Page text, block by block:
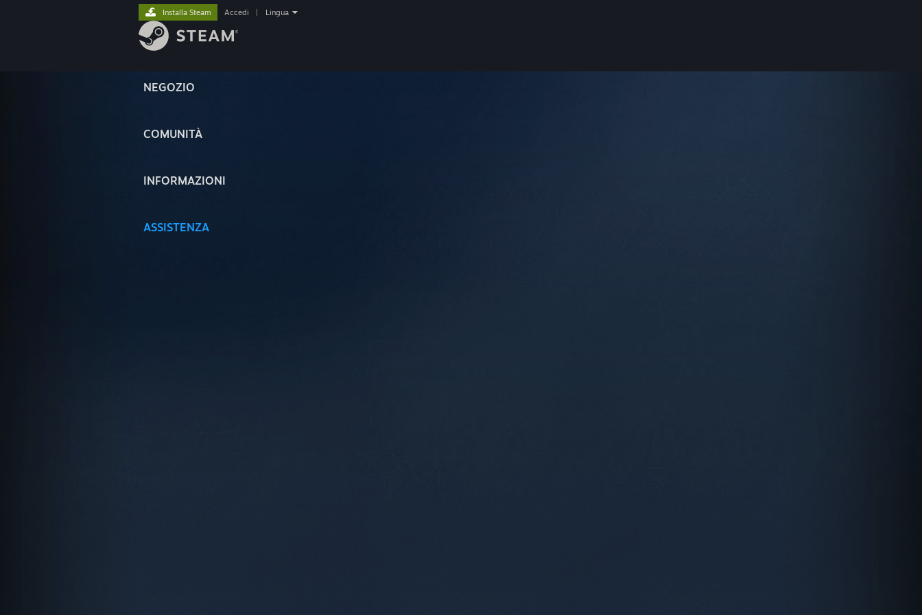
NEGOZIO
COMUNITÀ
INFORMAZIONI
ASSISTENZA
Installa Steam Accedi Lingua